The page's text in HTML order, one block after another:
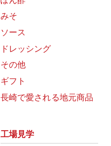
みそ
ソース
ドレッシング
その他
ギフト
長崎で愛される地元商品
工場見学